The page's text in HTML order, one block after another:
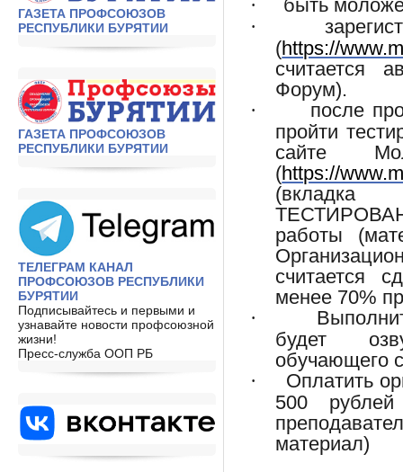
ГАЗЕТА ПРОФСОЮЗОВ
РЕСПУБЛИКИ БУРЯТИИ
ГАЗЕТА ПРОФСОЮЗОВ
РЕСПУБЛИКИ БУРЯТИИ
ТЕЛЕГРАМ КАНАЛ
ПРОФСОЮЗОВ РЕСПУБЛИКИ
БУРЯТИИ
Подписывайтесь и первыми и
узнавайте новости профсоюзной
жизни!
Пресс-служба ООП РБ
· быть
·
(https://
считается
Форум).
·
после
пройти
сайте
(https://
работы
считается
менее 70%
·
будет
обучающего
·
Оплатить
500
материал)